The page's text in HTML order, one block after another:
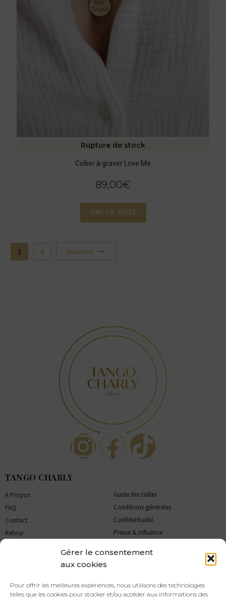
Gérer le consentement
aux cookies
Pour offrir les meilleures expériences, nous utilisons des technologies
telles que les cookies pour stocker et/ou accéder aux informations des
Rupture de stock
Collier à graver Love Me
89,00€
LIRE LA SUITE
1 2 Suivant
TANGO CHARLY
A Propos
FAQ
Contact
Retour
Guide des tailles
Conditions générales
Confidentialité
Presse & Influence